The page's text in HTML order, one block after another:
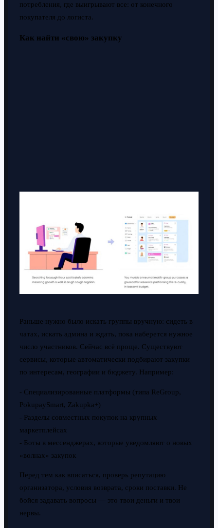
потребления, где выигрывают все: от конечного
покупателя до логиста.
Как найти «свою» закупку
Раньше нужно было искать группы вручную: сидеть в
чатах, искать админа и ждать, пока наберется нужное
число участников. Сейчас всё проще. Существуют
сервисы, которые автоматически подбирают закупки
по интересам, географии и бюджету. Например:
- Специализированные платформы (типа ReGroup,
PokupaySmart, Zakupka+)
- Разделы совместных покупок на крупных
маркетплейсах
- Боты в мессенджерах, которые уведомляют о новых
«волнах» закупок
Перед тем как вписаться, проверь репутацию
организатора, условия возврата, сроки поставки. Не
бойся задавать вопросы — это твои деньги и твои
нервы.